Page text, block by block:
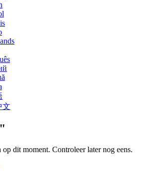
文
dit moment. Controleer later nog eens.